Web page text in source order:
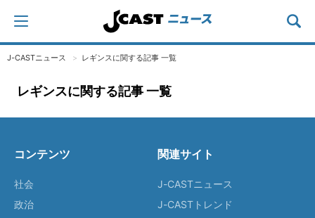
J-CASTニュース レギンスに関する記事 一覧
レギンスに関する記事 一覧
コンテンツ
社会
政治
関連サイト
J-CASTニュース
J-CASTトレンド